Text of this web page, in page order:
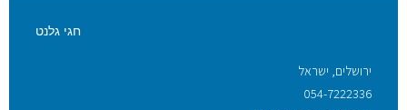
חגי גלנט
ירושלים, ישראל
054-7222336